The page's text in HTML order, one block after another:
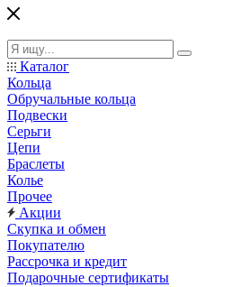
Каталог
Кольца
Обручальные кольца
Подвески
Серьги
Цепи
Браслеты
Колье
Прочее
Акции
Скупка и обмен
Покупателю
Рассрочка и кредит
Подарочные сертификаты